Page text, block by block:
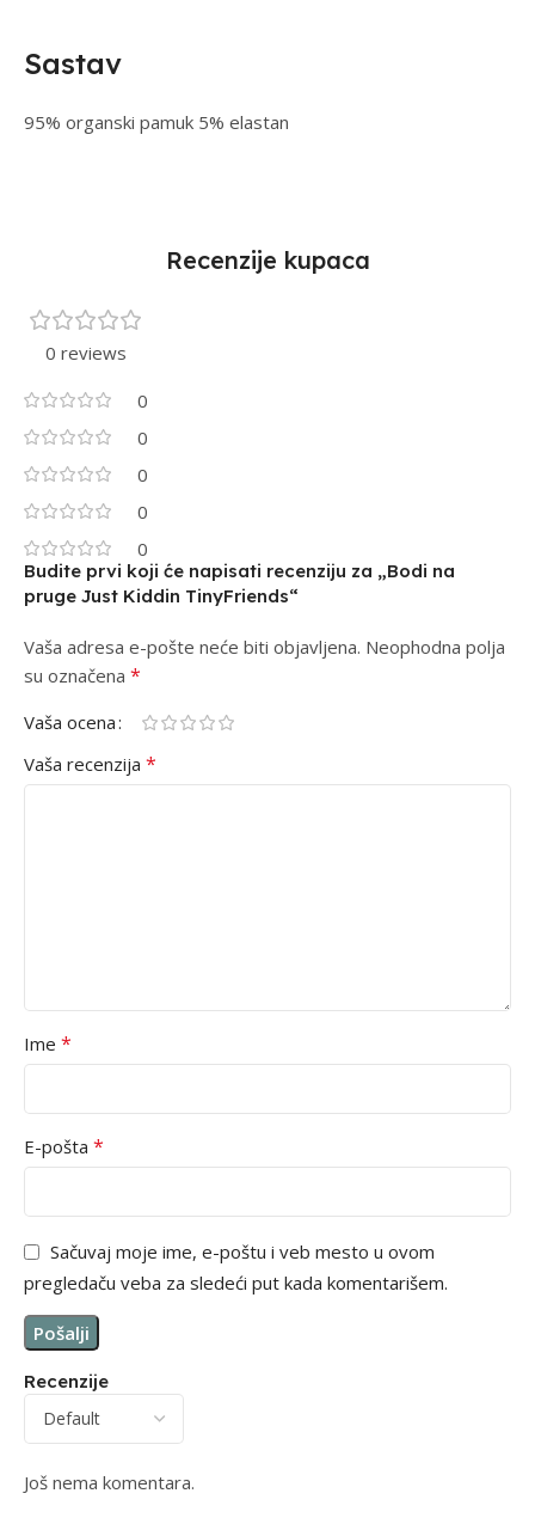
Sastav
95% organski pamuk 5% elastan
Recenzije kupaca
0 reviews
0
0
0
0
0
Recenzije
Još nema komentara.
Budite prvi koji će napisati recenziju za „Bodi na
pruge Just Kiddin TinyFriends“
Vaša adresa e-pošte neće biti objavljena. Neophodna polja
su označena *
Vaša ocena
Vaša recenzija *
Ime *
E-pošta *
Sačuvaj moje ime, e-poštu i veb mesto u ovom
pregledaču veba za sledeći put kada komentarišem.
Alternative: